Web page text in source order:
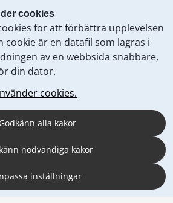
cookies
för att förbättra upplevelsen
cookie är en datafil som lagras i
av en webbsida snabbare,
din dator.
cookies.
Godkänn alla kakor
nödvändiga kakor
inställningar